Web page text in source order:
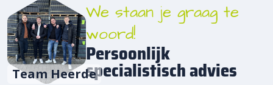
Team Heerde
We staan je graag te
woord!
Persoonlijk
specialistisch advies